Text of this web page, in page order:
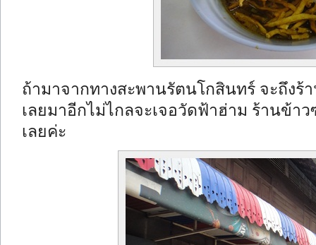
ถ้ามาจากทางสะพานรัตนโกสินทร์ จะถึง
เลยมาอีกไม่ไกลจะเจอวัดฟ้าฮ่าม ร้านข้า
เลยค่ะ